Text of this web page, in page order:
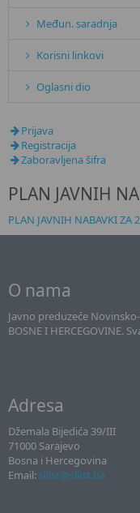
Međun. saradnja
Korisni linkovi
Oglasni dio
Prijava
Registracija
Zaboravljena šifra
PLAN JAVNIH
PLAN JAVNIH NABAVKI ZA
O nama
Javno preduzeće
BOSNE I HERCEGOVINE.
Adresa
Džemala Bijedića 39/III
71000 Sarajevo
Bosna i Hercegovina
Email: sllist@sllist.ba